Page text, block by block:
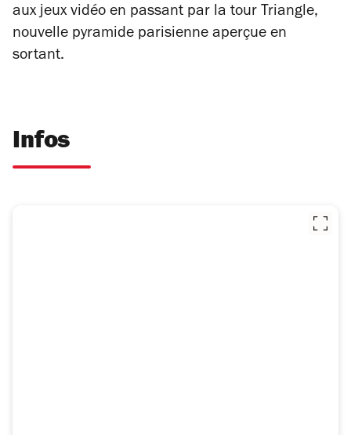
aux jeux vidéo en passant par la tour Triangle,
nouvelle pyramide parisienne aperçue en
sortant.
Infos